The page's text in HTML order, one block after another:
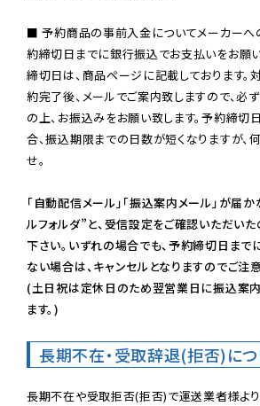
■ 予約商品の事前入金についてメーカーへ
約締切日までに銀行振込でお支払いをお願
締切日は、商品ページに記載しております。
約完了後、メールでご案内致しますので、必
の上、お振込みをお願い致します。予約締
合、振込期限までの日数が短くなりますが、
せ。
「自動配信メール」「振込案内メール」が届
ルフォルダ”と、受信設定をご確認いただい
下さい。いずれの場合でも、予約締切日まで
ない場合は、キャンセルとなりますのでご注
(土日祝は定休日のため翌営業日に振込案
ます。)
長期不在・受取辞退(拒否)につ
長期不在や受取拒否(拒否)で運送業者様よ